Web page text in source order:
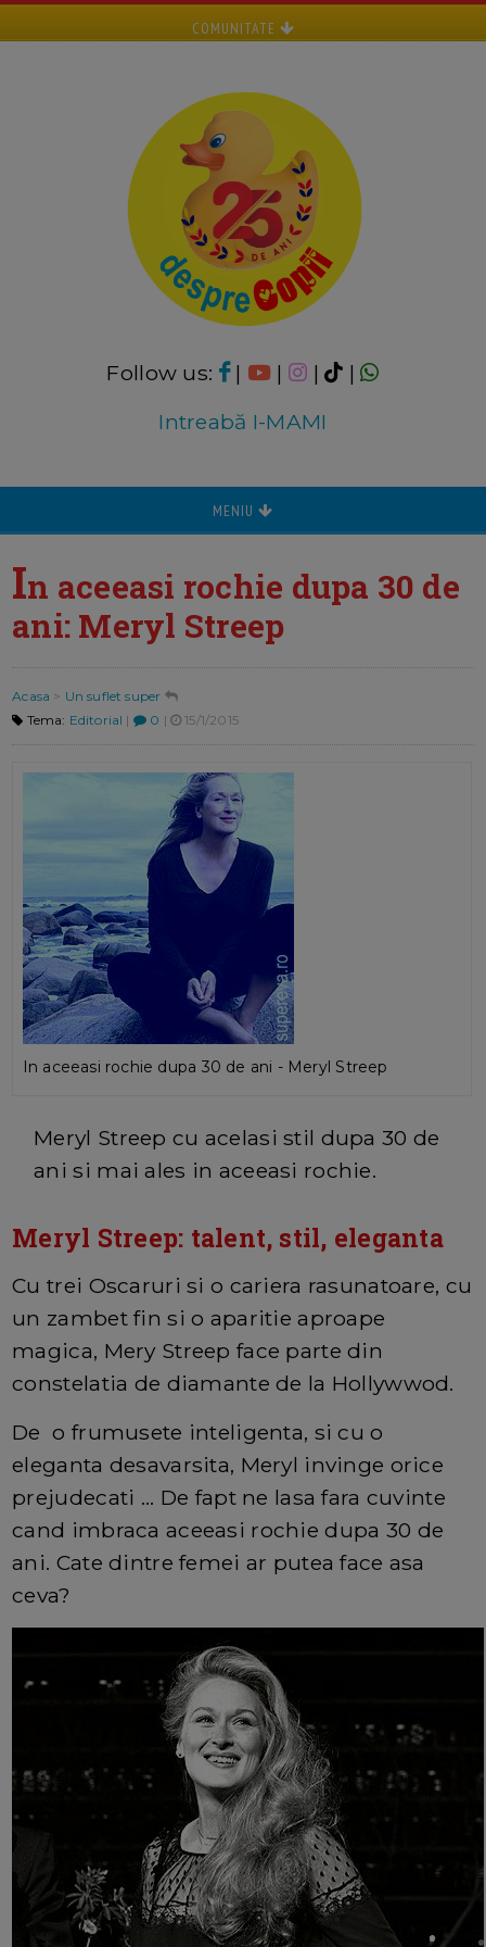
COMUNITATE
Follow us: | | |
|
Intreabă I-MAMI
MENIU
In aceeasi rochie dupa 30 de
ani: Meryl Streep
Acasa > Un suflet super
Tema: Editorial | 0 | 15/1/2015
In aceeasi rochie dupa 30 de ani - Meryl Streep
Meryl Streep cu acelasi stil dupa 30 de
ani si mai ales in aceeasi rochie.
Meryl Streep: talent, stil, eleganta
Cu trei Oscaruri si o cariera rasunatoare, cu
un zambet fin si o aparitie aproape
magica, Mery Streep face parte din
constelatia de diamante de la Hollywwod.
De o frumusete inteligenta, si cu o
eleganta desavarsita, Meryl invinge orice
prejudecati ... De fapt ne lasa fara cuvinte
cand imbraca aceeasi rochie dupa 30 de
ani. Cate dintre femei ar putea face asa
ceva?